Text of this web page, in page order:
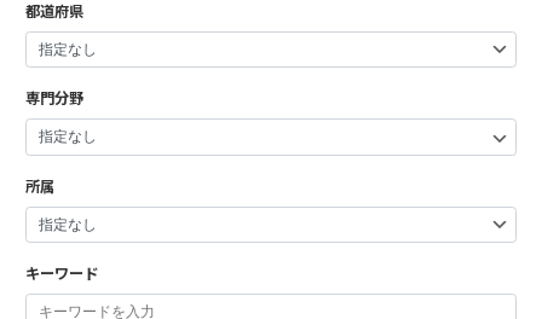
都道府県
専門分野
所属
キーワード